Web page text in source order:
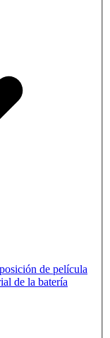
de película
de la batería